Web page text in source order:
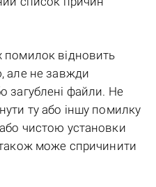
помилок відновить
але не завжди
загублені файли. Не
ту або іншу помилку
чистою установки
може спричинити